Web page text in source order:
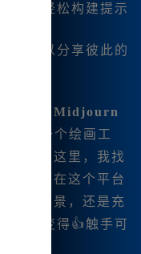
助你轻松构建提示
家可以分享彼此的
试一下 Midjourn
仅是一个绘画工
方。在这里，我找
你能够在这个平台
漫画场景，还是充
而变得👍触手可